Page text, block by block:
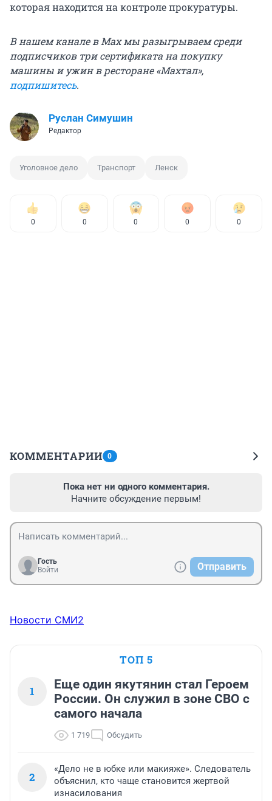
которая находится на контроле прокуратуры.
В нашем канале в Max мы разыгрываем среди
подписчиков три сертификата на покупку
машины и ужин в ресторане «Махтал»,
подпишитесь.
Руслан Симушин
Редактор
Уголовное дело Транспорт Ленск
0 0 0 0 0
КОММЕНТАРИИ 0
Пока нет ни одного комментария.
Начните обсуждение первым!
Гость
Войти
Отправить
Новости СМИ2
ТОП 5
1
Еще один якутянин стал Героем
России. Он служил в зоне СВО с
самого начала
1 719 Обсудить
2
«Дело не в юбке или макияже». Следователь
объяснил, кто чаще становится жертвой
изнасилования